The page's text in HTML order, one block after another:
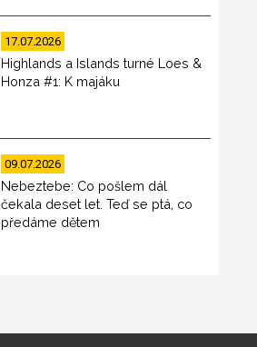
17.07.2026
Highlands a Islands turné Loes &
Honza #1: K majáku
09.07.2026
Nebeztebe: Co pošlem dál
čekala deset let. Teď se ptá, co
předáme dětem